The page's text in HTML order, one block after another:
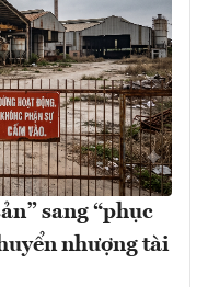
sang “phục
nhượng tài